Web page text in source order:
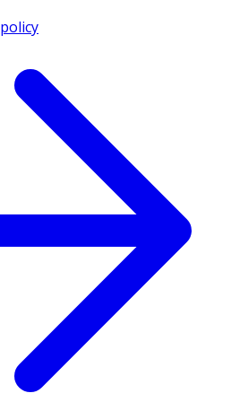
VEGETABLE OIL.
ZINC
POLYGLYCERYL-3
(OAT) LEAF/STEM
LEAF/STEM EXTRACT)**.
HELIANTHUS ANNUUS
THUS ANNUUS SEED
(JOJOBA) SEED OIL (SIM-
OIL). TOCOPHEROL.
DE L'AGRICULTURE
OAT FROM ORGANIC